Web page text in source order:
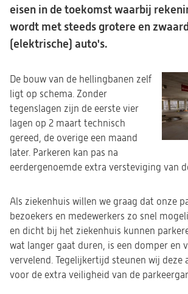
eisen in de toekomst waarbij
wordt met steeds grotere en
(elektrische) auto's.
De bouw van de hellingbanen zelf
ligt op schema. Zonder
tegenslagen zijn de eerste vier
lagen op 2 maart technisch
gereed, de overige een maand
later. Parkeren kan pas na
eerdergenoemde extra versteviging van
Als ziekenhuis willen we graag dat onze
bezoekers en medewerkers zo snel
en dicht bij het ziekenhuis kunnen
wat langer gaat duren, is een domper en
vervelend. Tegelijkertijd steunen wij deze
voor de extra veiligheid van de